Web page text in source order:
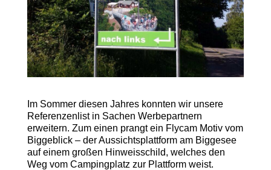
Im Sommer diesen Jahres konnten wir unsere
Referenzenlist in Sachen Werbepartnern
erweitern. Zum einen prangt ein Flycam Motiv vom
Biggeblick – der Aussichtsplattform am Biggesee
auf einem großen Hinweisschild, welches den
Weg vom Campingplatz zur Plattform weist.